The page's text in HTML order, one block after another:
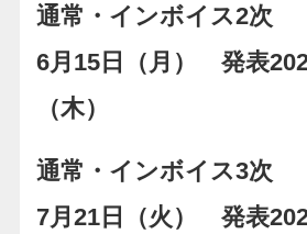
通常・インボイス2次
6月15日（月） 発表
（木）
通常・インボイス3次
7月21日（火） 発表